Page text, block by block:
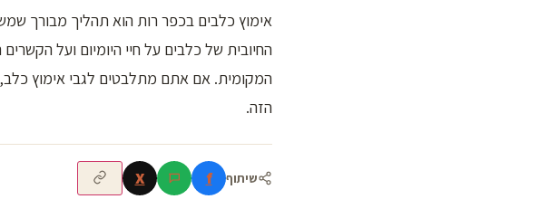
אימוץ כלבים בכפר רות הוא תהליך מבורך
החיובית של כלבים על חיי היומיום ועל
המקומית. אם אתם מתלבטים לגבי אימוץ
הזה.
שיתוף f
X